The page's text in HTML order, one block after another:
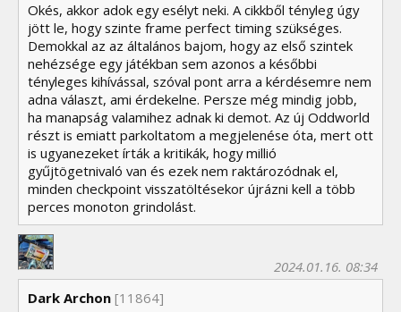
Okés, akkor adok egy esélyt neki. A cikkből tényleg úgy
jött le, hogy szinte frame perfect timing szükséges.
Demokkal az az általános bajom, hogy az első szintek
nehézsége egy játékban sem azonos a későbbi
tényleges kihívással, szóval pont arra a kérdésemre nem
adna választ, ami érdekelne. Persze még mindig jobb,
ha manapság valamihez adnak ki demot. Az új Oddworld
részt is emiatt parkoltatom a megjelenése óta, mert ott
is ugyanezeket írták a kritikák, hogy millió
gyűjtögetnivaló van és ezek nem raktározódnak el,
minden checkpoint visszatöltésekor újrázni kell a több
perces monoton grindolást.
Dark Archon
2024.01.16. 08:34
[11864]